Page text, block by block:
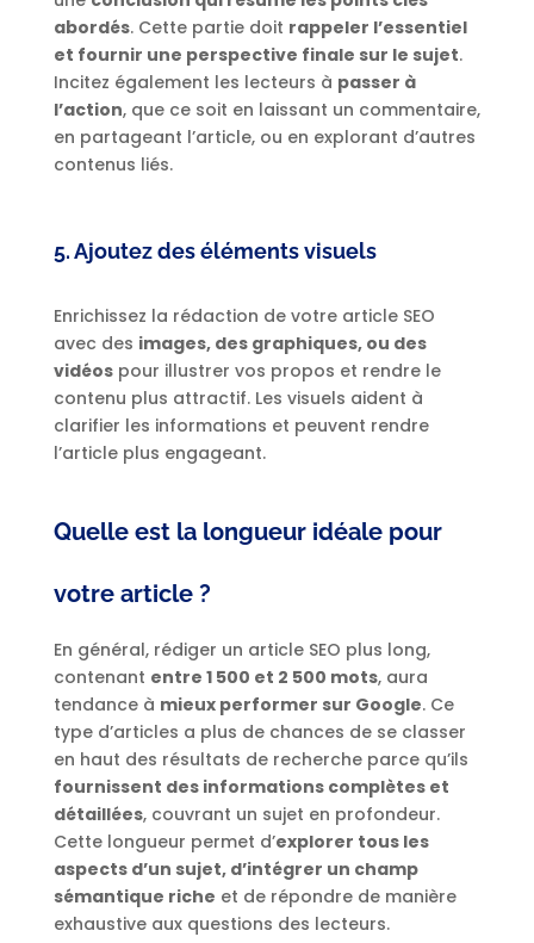
abordés. Cette partie doit rappeler l’essentiel
et fournir une perspective finale sur le sujet.
Incitez également les lecteurs à passer à
l’action, que ce soit en laissant un commentaire,
en partageant l’article, ou en explorant d’autres
contenus liés.
5. Ajoutez des éléments visuels
Enrichissez la rédaction de votre article SEO
avec des images, des graphiques, ou des
vidéospour illustrer vos propos et rendre le
contenu plus attractif. Les visuels aident à
clarifier les informations et peuvent rendre
l’article plus engageant.
Quelle est la longueur idéale pour
votre article ?
En général, rédiger un article SEO plus long,
contenant entre 1 500 et 2 500 mots, aura
tendance à mieux performer sur Google. Ce
type d’articles a plus de chances de se classer
en haut des résultats de recherche parce qu’ils
fournissent des informations complètes et
détaillées, couvrant un sujet en profondeur.
Cette longueur permet d’explorer tous les
aspects d’un sujet, d’intégrer un champ
sémantique riche et de répondre de manière
exhaustive aux questions des lecteurs.